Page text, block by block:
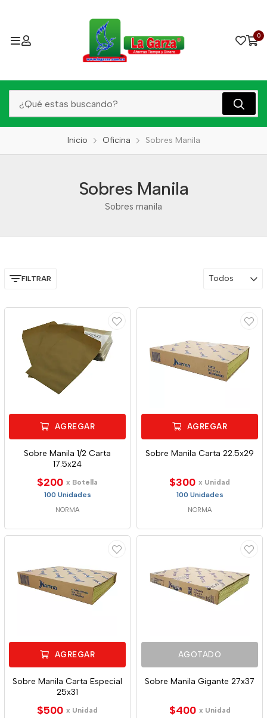
0
Inicio Oficina Sobres Manila
Sobres Manila
Sobres manila
FILTRAR Todos
AGREGAR
Sobre Manila 1/2 Carta
17.5x24
$200 x Botella
100 Unidades
NORMA
AGREGAR
Sobre Manila Carta 22.5x29
$300 x Unidad
100 Unidades
NORMA
AGREGAR
Sobre Manila Carta Especial
25x31
$500 x Unidad
AGOTADO
Sobre Manila Gigante 27x37
$400 x Unidad